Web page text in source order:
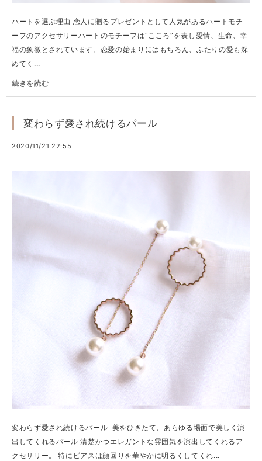
ハートを選ぶ理由 恋人に贈るプレゼントとして人気があるハートモチ
ーフのアクセサリーハートのモチーフは“こころ”を表し愛情、生命、幸
福の象徴とされています。恋愛の始まりにはもちろん、ふたりの愛も深
めてく...
続きを読む
変わらず愛され続けるパール
2020/11/21 22:55
変わらず愛され続けるパール 美をひきたて、あらゆる場面で美しく演
出してくれるパール 清楚かつエレガントな雰囲気を演出してくれるア
クセサリー。 特にピアスは顔回りを華やかに明るくしてくれ...